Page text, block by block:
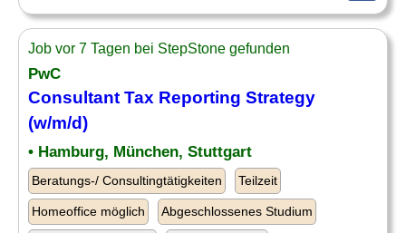
Job vor 7 Tagen bei StepStone gefunden
PwC
Consultant Tax Reporting Strategy
(w/m/d)
• Hamburg, München, Stuttgart
Beratungs-/ Consultingtätigkeiten Teilzeit
Homeoffice möglich Abgeschlossenes Studium